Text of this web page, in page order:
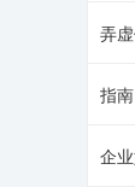
弄
指
企